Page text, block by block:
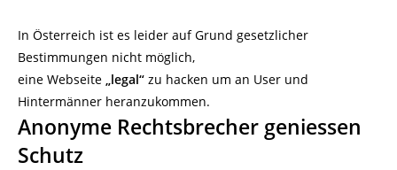
In Österreich ist es leider auf Grund gesetzlicher
Bestimmungen nicht möglich,
eine Webseite „legal“ zu hacken um an User und
Hintermänner heranzukommen.
Anonyme Rechtsbrecher geniessen
Schutz